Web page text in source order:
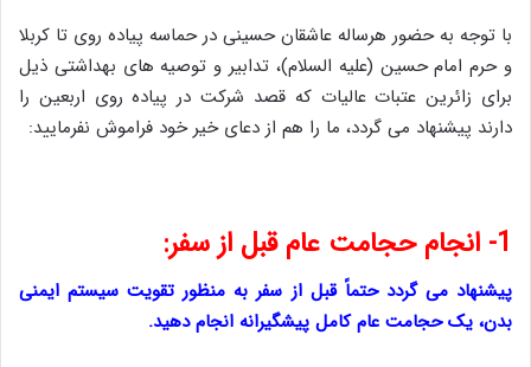
با توجه به حضور هرساله عاشقان حسینی در حماسه پیاده روی تا کربلا
و حرم امام حسین (علیه السلام)، تدابیر و توصیه های بهداشتی ذیل
برای زائرین عتبات عالیات که قصد شرکت در پیاده روی اربعین را
دارند پیشنهاد می گردد، ما را هم از دعای خیر خود فراموش نفرمایید:
1- انجام حجامت عام قبل از سفر:
پیشنهاد می گردد حتماً قبل از سفر به منظور تقویت سیستم ایمنی
بدن، یک حجامت عام کامل پیشگیرانه انجام دهید.